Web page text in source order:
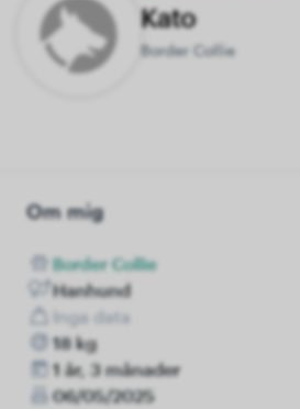
Kato
Border Collie
Om mig
Border Collie
Hanhund
Inga data
18 kg
1 år, 3 månader
06/05/2025